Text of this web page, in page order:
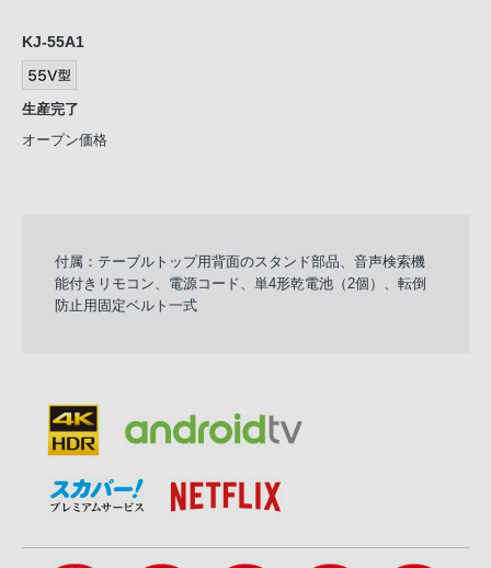
KJ-55A1
生産完了
オープン価格
付属：テーブルトップ用背面のスタンド部品、音声検索機
能付きリモコン、電源コード、単4形乾電池（2個）、転倒
防止用固定ベルト一式